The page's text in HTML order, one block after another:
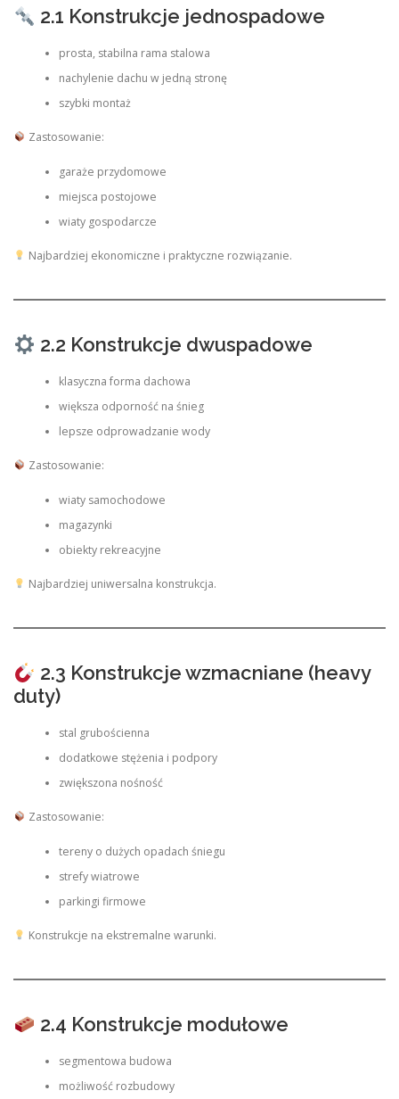
2.1 Konstrukcje jednospadowe
prosta, stabilna rama stalowa
nachylenie dachu w jedną stronę
szybki montaż
Zastosowanie:
garaże przydomowe
miejsca postojowe
wiaty gospodarcze
Najbardziej ekonomiczne i praktyczne rozwiązanie.
2.2 Konstrukcje dwuspadowe
klasyczna forma dachowa
większa odporność na śnieg
lepsze odprowadzanie wody
Zastosowanie:
wiaty samochodowe
magazynki
obiekty rekreacyjne
Najbardziej uniwersalna konstrukcja.
2.3 Konstrukcje wzmacniane (heavy
duty)
stal grubościenna
dodatkowe stężenia i podpory
zwiększona nośność
Zastosowanie:
tereny o dużych opadach śniegu
strefy wiatrowe
parkingi firmowe
Konstrukcje na ekstremalne warunki.
2.4 Konstrukcje modułowe
segmentowa budowa
możliwość rozbudowy